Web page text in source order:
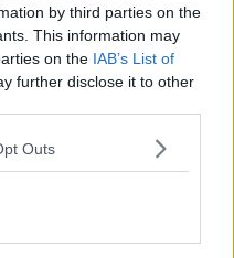
by third parties on the
This information may
on the IAB’s List of
further disclose it to other
Outs
la difficoltà del
uffici al pubblico aziendali ed
applicato tutte le
con rateizzazioni i
misure con “buone pratiche”
clienti
e allargando la
tipologie che non rientrano
hanno espresso quindi
da Estra alle difficoltà della